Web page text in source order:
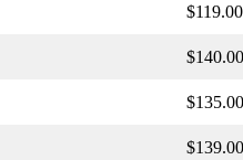
$119.00
$140.00
$135.00
$139.00